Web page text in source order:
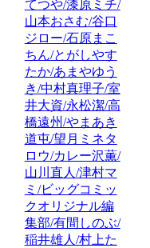
てつや/漆原ミチ/
山本おさむ/谷口
ジロー/石原まこ
ちん/とがしやす
たか/あまやゆう
き/中村真理子/室
井大資/永松潔/高
橋遠州/やまあき
道屯/望月ミネタ
ロウ/カレー沢薫/
山川直人/津村マ
ミ/ビッグコミッ
クオリジナル編
集部/有間しのぶ/
稲井雄人/村上た